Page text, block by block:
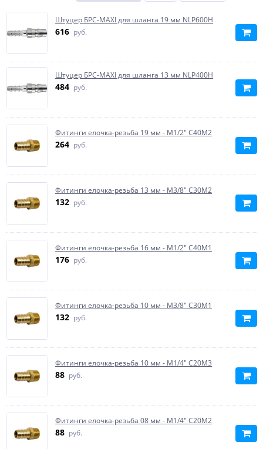
Штуцер БРС-MAXI для шланга 19 мм NLP600H
616 руб.
Штуцер БРС-MAXI для шланга 13 мм NLP400H
484 руб.
Фитинги елочка-резьба 19 мм - M1/2" C40M2
264 руб.
Фитинги елочка-резьба 13 мм - M3/8" C30M2
132 руб.
Фитинги елочка-резьба 16 мм - M1/2" C40M1
176 руб.
Фитинги елочка-резьба 10 мм - M3/8" C30M1
132 руб.
Фитинги елочка-резьба 10 мм - M1/4" C20M3
88 руб.
Фитинги елочка-резьба 08 мм - M1/4" C20M2
88 руб.